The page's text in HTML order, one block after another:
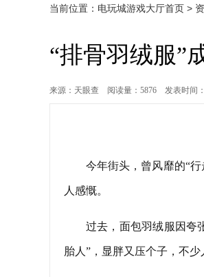
大厅首页
当前位置： 电玩城游戏大厅首页 >
“排骨羽绒服”
来源：天眼查 阅读量：5876 发表时间
今年街头，曾风靡的“
人感慨。
过去，面包羽绒服因夸
胎人”，显胖又压个子，不少